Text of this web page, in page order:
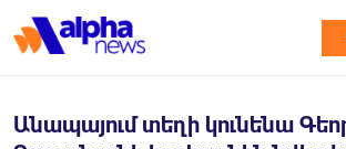
Անապայում տեղի կունենա